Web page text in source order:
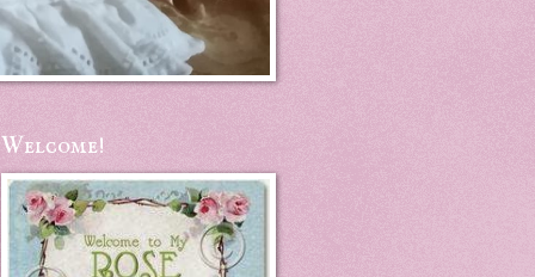
Welcome!